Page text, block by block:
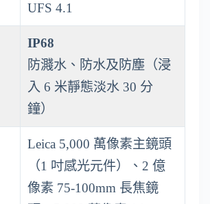
UFS 4.1
IP68
防濺水、防水及防塵（浸
入 6 米靜態淡水 30 分
鐘）
Leica 5,000 萬像素主鏡頭
（1 吋感光元件）、2 億
像素 75-100mm 長焦鏡